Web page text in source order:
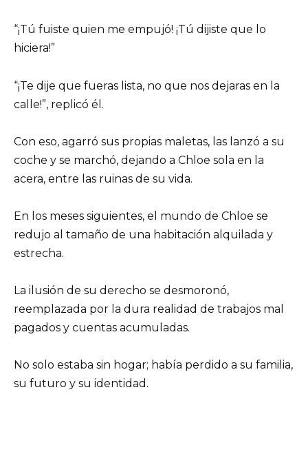
“¡Tú fuiste quien me empujó! ¡Tú dijiste que lo
hiciera!”
“¡Te dije que fueras lista, no que nos dejaras en la
calle!”, replicó él.
Con eso, agarró sus propias maletas, las lanzó a su
coche y se marchó, dejando a Chloe sola en la
acera, entre las ruinas de su vida.
En los meses siguientes, el mundo de Chloe se
redujo al tamaño de una habitación alquilada y
estrecha.
La ilusión de su derecho se desmoronó,
reemplazada por la dura realidad de trabajos mal
pagados y cuentas acumuladas.
No solo estaba sin hogar; había perdido a su familia,
su futuro y su identidad.